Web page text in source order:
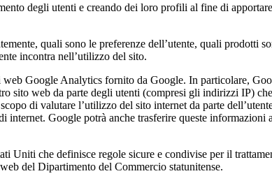
degli utenti e creando dei loro profili al fine di
quali sono le preferenze dell’utente, quali prodotti
incontra nell’utilizzo del sito.
Google Analytics fornito da Google. In particolare,
web da parte degli utenti (compresi gli indirizzi IP) che
di valutare l’utilizzo del sito internet da parte
Google potrà anche trasferire queste informazioni
che definisce regole sicure e condivise per il
del Dipartimento del Commercio statunitense.